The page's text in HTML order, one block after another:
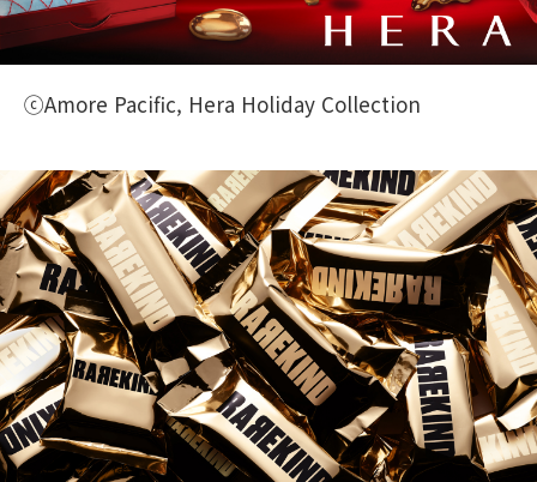
ⓒAmore Pacific, Hera Holiday Collection